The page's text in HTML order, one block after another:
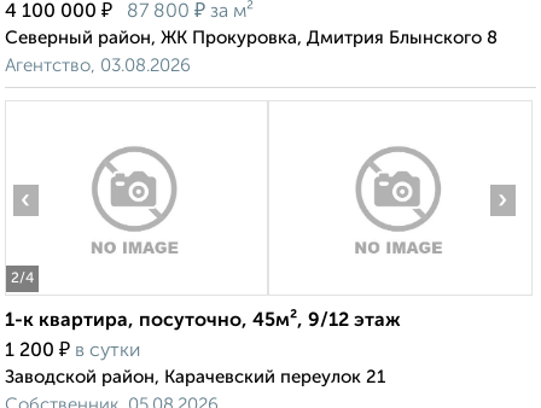
4 100 000 ₽ 87 800 ₽ за м²
Северный район, ЖК Прокуровка, Дмитрия Блынского 8
Агентство, 03.08.2026
2/4
‹ ›
1-к квартира, посуточно, 45м², 9/12 этаж
1 200 ₽ в сутки
Заводской район, Карачевский переулок 21